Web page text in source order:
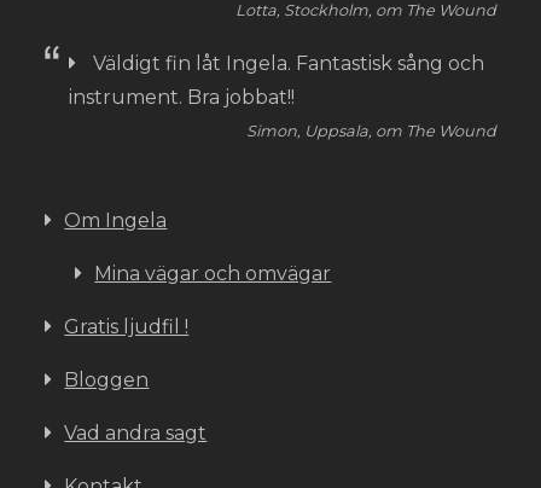
Lotta, Stockholm, om The Wound
Väldigt fin låt Ingela. Fantastisk sång och
instrument. Bra jobbat!!
Simon, Uppsala, om The Wound
Om Ingela
Mina vägar och omvägar
Gratis ljudfil !
Bloggen
Vad andra sagt